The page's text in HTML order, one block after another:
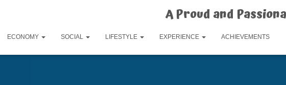
A Proud and
ECONOMY SOCIAL LIFESTYLE EXPERIENCE ACHIEVEMENTS